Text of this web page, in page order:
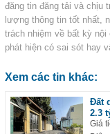
đăng tin đăng tải và chịu
lượng thông tin tốt nhất,
trách nhiệm về bất kỳ nội
phát hiện có sai sót hay
Xem các tin khác:
Đất
2.3
Giá